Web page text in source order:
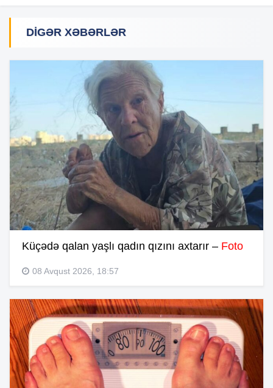
DIGƏR XƏBƏRLƏR
Küçədə qalan yaşlı qadın qızını axtarır – Foto
08 Avqust 2026, 18:57